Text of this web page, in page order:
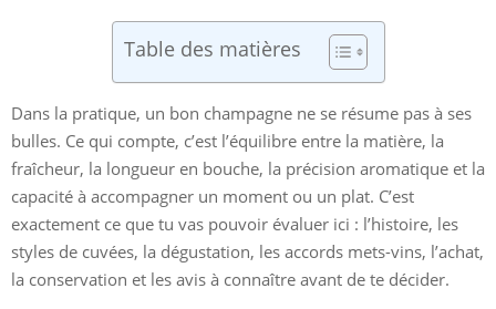
Table des matières
Dans la pratique, un bon champagne ne se résume pas à ses
bulles. Ce qui compte, c’est l’équilibre entre la matière, la
fraîcheur, la longueur en bouche, la précision aromatique et la
capacité à accompagner un moment ou un plat. C’est
exactement ce que tu vas pouvoir évaluer ici : l’histoire, les
styles de cuvées, la dégustation, les accords mets-vins, l’achat,
la conservation et les avis à connaître avant de te décider.